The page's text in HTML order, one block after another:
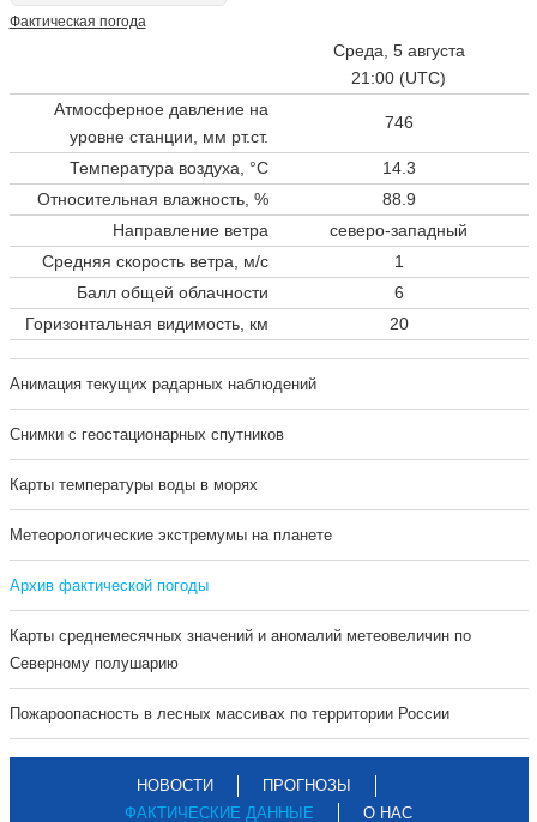
Фактическая погода
Среда, 5 августа
21:00 (UTC)
Атмосферное давление на
уровне станции, мм рт.ст.
746
Температура воздуха, °C
14.3
Относительная влажность, %
88.9
Направление ветра
северо-западный
Средняя скорость ветра, м/с
1
Балл общей облачности
6
Горизонтальная видимость, км
20
Анимация текущих радарных наблюдений
Cнимки с геостационарных спутников
Карты температуры воды в морях
Метеорологические экстремумы на планете
Архив фактической погоды
Карты среднемесячных значений и аномалий метеовеличин по
Северному полушарию
Пожароопасность в лесных массивах по территории России
НОВОСТИ
ПРОГНОЗЫ
ФАКТИЧЕСКИЕ ДАННЫЕ
О НАС